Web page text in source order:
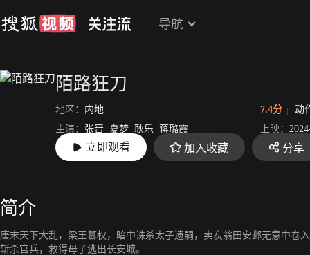
导航
陌路狂刀
地区： 内地 7.4分
动
主演： 张晋 夏梦 耿乐 蒋璐霞 上映：
导演： 李伟
立即观看 加入收藏 分享
简介
唐末天下大乱，梁王篡权，暗中诛杀太子遗嗣，卖炭翁田安邺无意中卷
斩杀官兵，救得母子逃出长安城。